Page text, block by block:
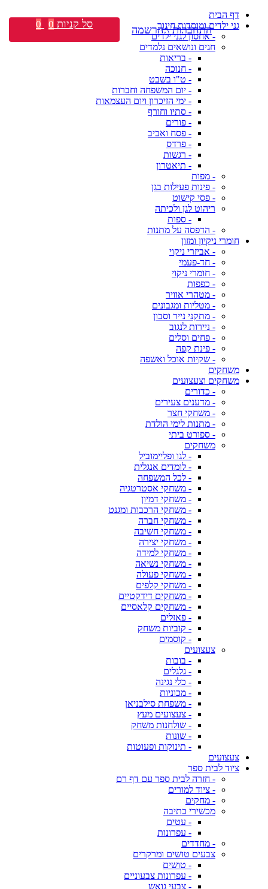
דף הבית
גני ילדים ומוסדות חינוך
- אחסון לגני ילדים
חגים ונושאים נלמדים
- בריאות
- חנוכה
- ט"ו בשבט
- יום המשפחה וחברות
- ימי הזיכרון ויום העצמאות
- סתיו וחורף
- פורים
- פסח ואביב
- פרדס
- רגשות
- תיאטרון
- מפות
- פינות פעילות בגן
- פסי קישוט
ריהוט לגן ולכיתה
- ספות
- הדפסה על מתנות
חומרי ניקיון ומזון
- אביזרי ניקוי
- חד-פעמי
- חומרי ניקוי
- כפפות
- מטהרי אוויר
- מטליות ומגבונים
- מתקני נייר וסבון
- ניירות לנגוב
- פחים וסלים
- פינת קפה
- שקיות אוכל ואשפה
משחקים
משחקים וצעצועים
- כדורים
- מדענים צעירים
- משחקי חצר
- מתנות לימי הולדת
- ספורט ביתי
משחקים
- לגו ופליימוביל
- לומדים אנגלית
- לכל המשפחה
- משחקי אסטרטגיה
- משחקי דמיון
- משחקי הרכבות ומגנט
- משחקי חברה
- משחקי חשיבה
- משחקי יצירה
- משחקי למידה
- משחקי נשיאה
- משחקי פעולה
- משחקי קלפים
- משחקים דידקטיים
- משחקים קלאסיים
- פאזלים
- קוביות משחק
- קוסמים
צעצועים
- בובות
- גלגלים
- כלי נגינה
- מכוניות
- משפחת סילבניאן
- צעצועים מעץ
- שולחנות משחק
- שונות
- תינוקות ופעוטות
צעצועים
ציוד לבית ספר
- חזרה לבית ספר עם דף רם
- ציוד למורים
- מחקים
מכשירי כתיבה
- עטים
- עפרונות
- מחדדים
צבעים טושים ומרקרים
- טושים
- עפרונות צבעוניים
- צבעי גואש
התחברות \ הרשמה סל קניות 0
0